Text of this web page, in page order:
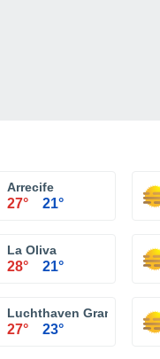
Arrecife
27° 21°
La Oliva
28° 21°
Luchthaven Gran
27° 23°